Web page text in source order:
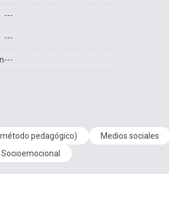
---
---
---
pedagógico)
Medios sociales